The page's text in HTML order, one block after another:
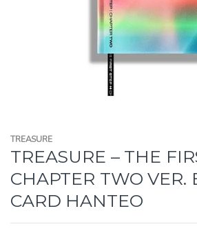
TREASURE
TREASURE – THE
CHAPTER TWO VER.
CARD HANTEO